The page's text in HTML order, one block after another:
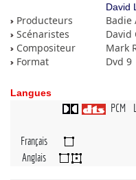
David
Producteurs
Badie
Scénaristes
David
Compositeur
Mark
Format
Dvd 9
Langues
PCM
Français
Anglais